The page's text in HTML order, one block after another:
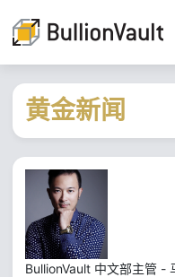
黄金新闻
BullionVault 中文部主管 -